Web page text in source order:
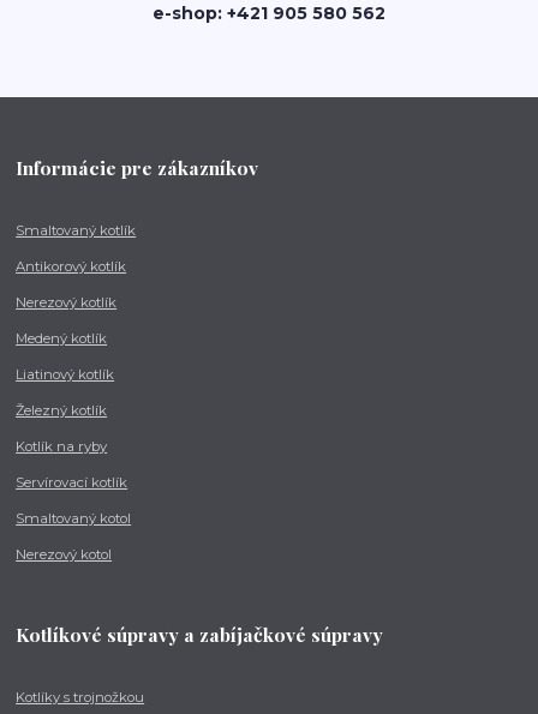
e-shop: +421 905 580 562
Informácie pre zákazníkov
Smaltovaný kotlík
Antikorový kotlík
Nerezový kotlík
Medený kotlík
Liatinový kotlík
Železný kotlík
Kotlík na ryby
Servírovací kotlík
Smaltovaný kotol
Nerezový kotol
Kotlíkové súpravy a zabíjačkové súpravy
Kotlíky s trojnožkou